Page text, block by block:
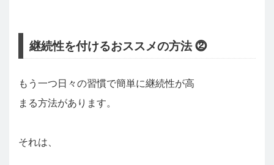
継続性を付けるおススメの方法 ⓶
もう一つ日々の習慣で簡単に継続性が高
まる方法があります。
それは、